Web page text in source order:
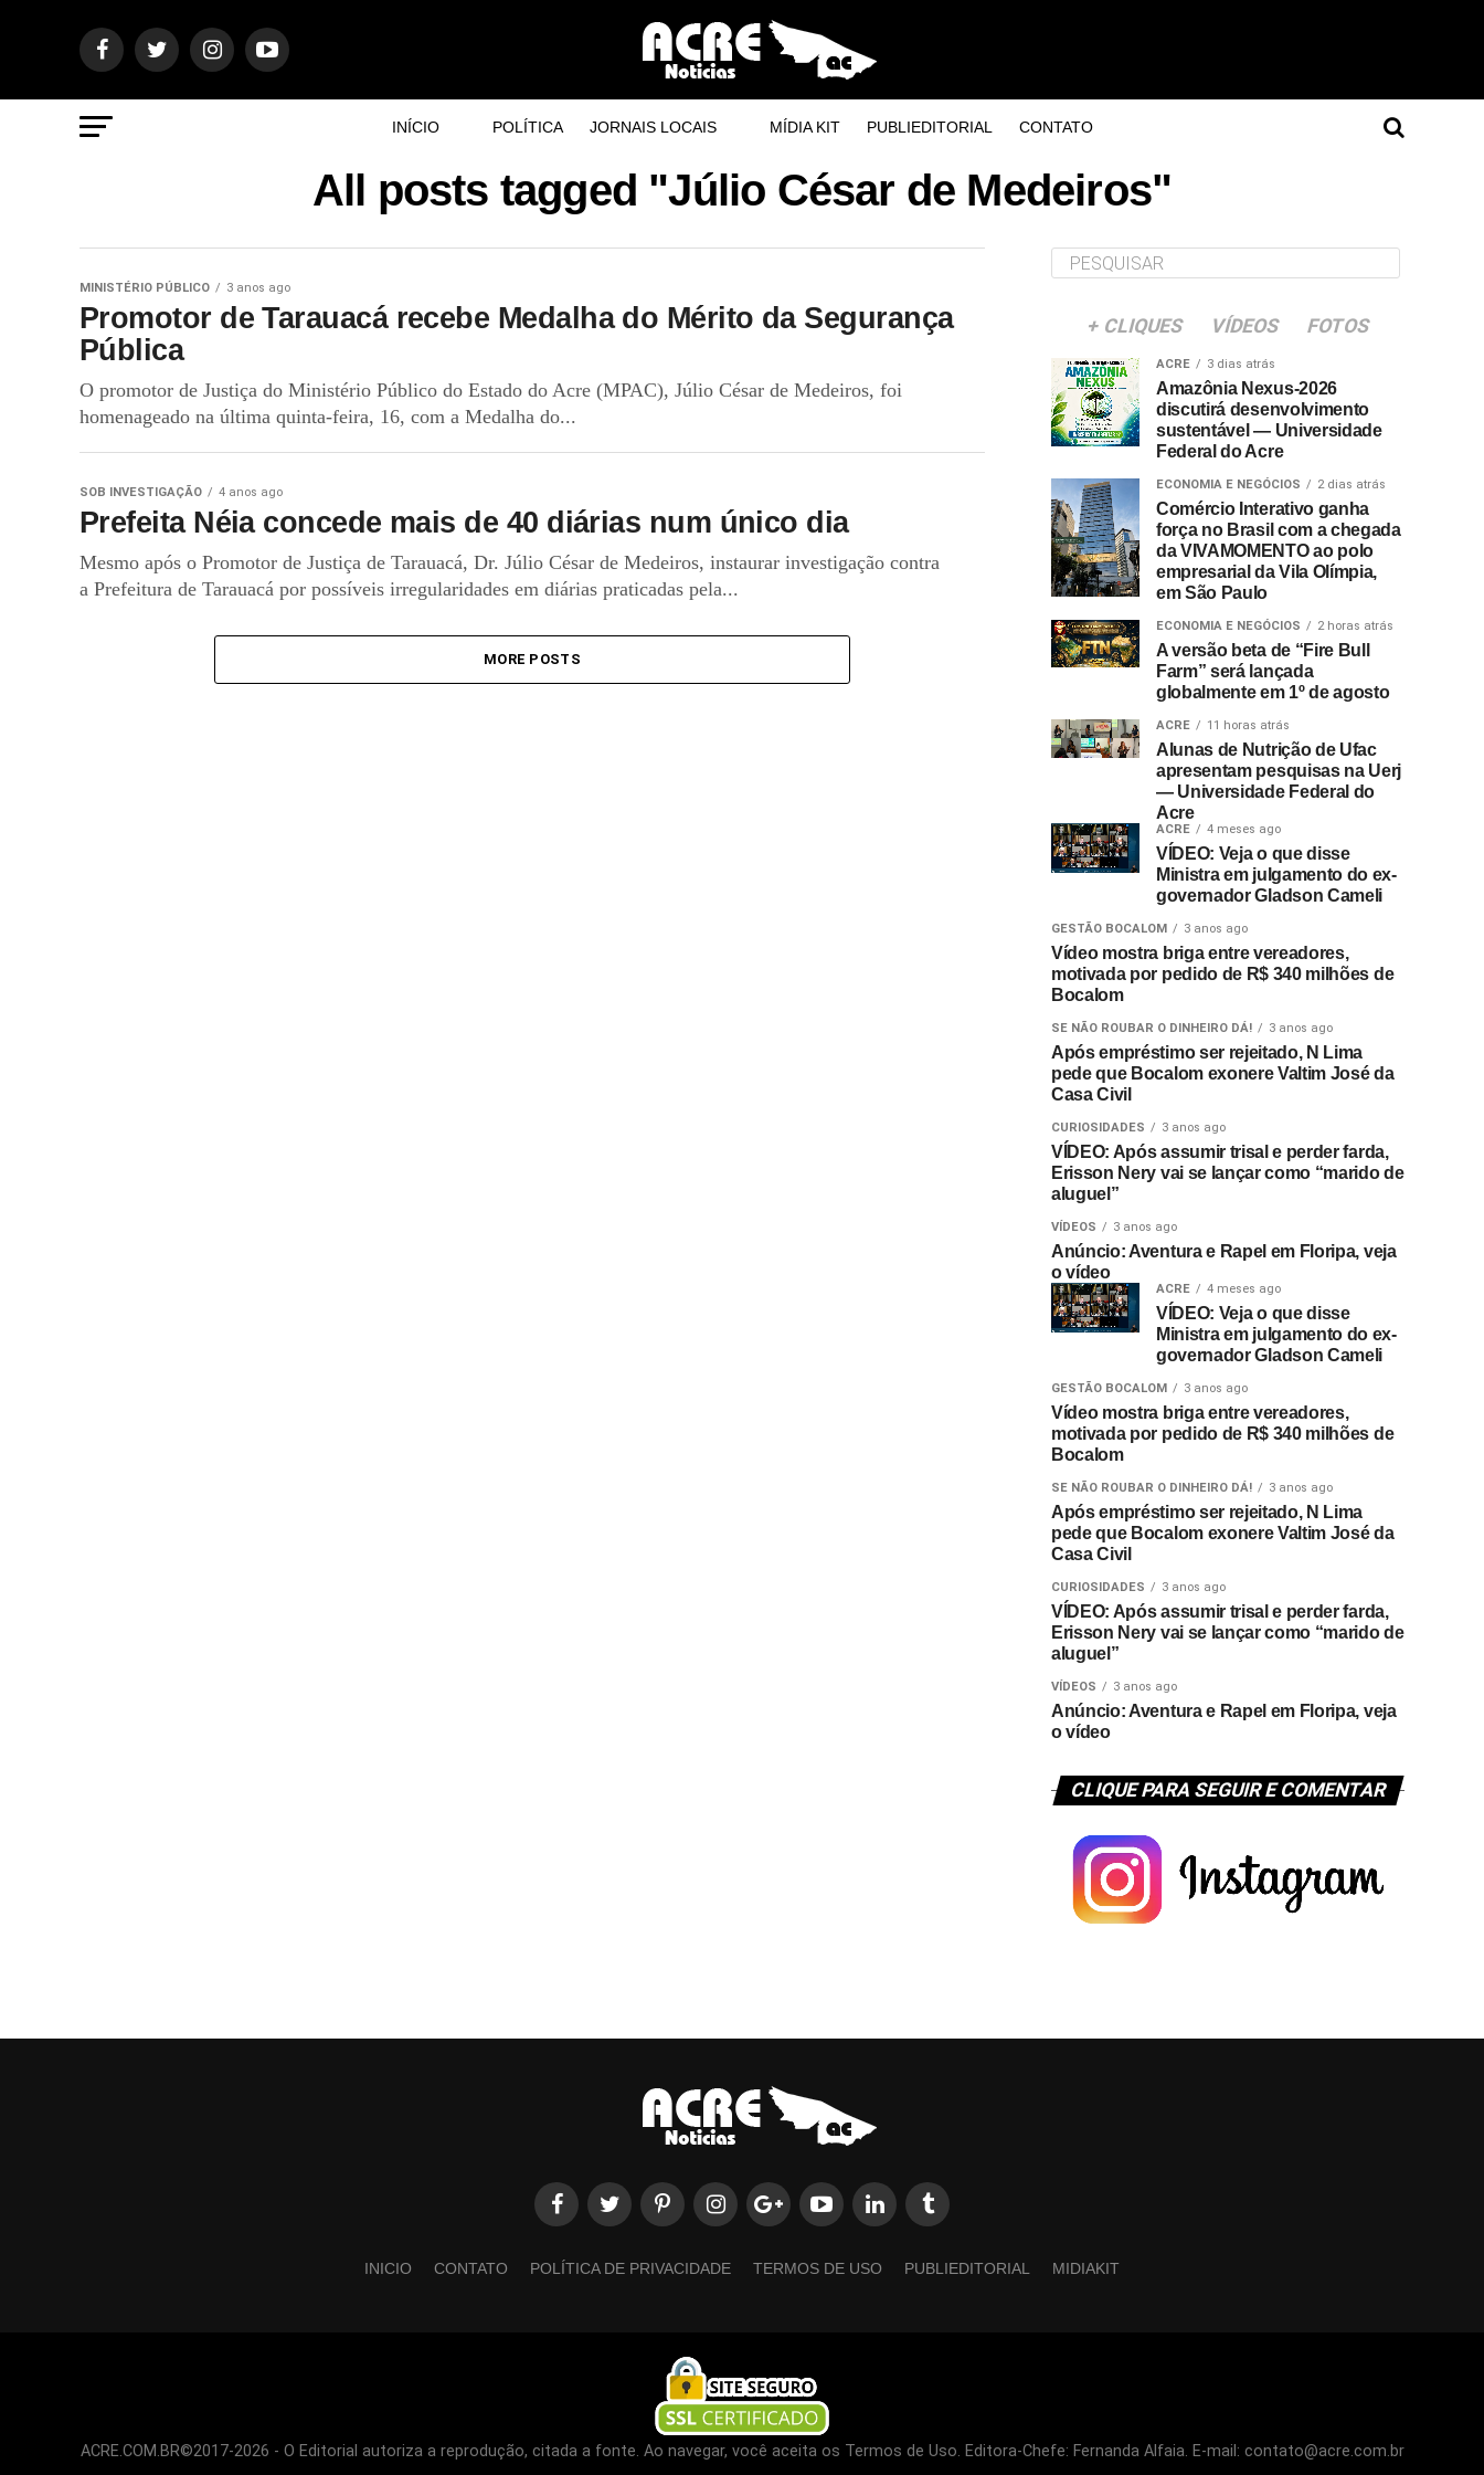
INÍCIO POLÍTICA JORNAIS LOCAIS MÍDIA KIT PUBLIEDITORIAL CONTATO
All posts tagged "Júlio César de Medeiros"
MINISTÉRIO PÚBLICO 3 anos ago
Promotor de Tarauacá recebe Medalha do Mérito da Segurança
Pública
O promotor de Justiça do Ministério Público do Estado do Acre (MPAC), Júlio César de Medeiros, foi
homenageado na última quinta-feira, 16, com a Medalha do...
SOB INVESTIGAÇÃO 4 anos ago
Prefeita Néia concede mais de 40 diárias num único dia
Mesmo após o Promotor de Justiça de Tarauacá, Dr. Júlio César de Medeiros, instaurar investigação contra
a Prefeitura de Tarauacá por possíveis irregularidades em diárias praticadas pela...
MORE POSTS
+ CLIQUES VÍDEOS FOTOS
ACRE 3 dias atrás
Amazônia Nexus-2026
discutirá desenvolvimento
sustentável — Universidade
Federal do Acre
ECONOMIA E NEGÓCIOS 2 dias atrás
Comércio Interativo ganha
força no Brasil com a chegada
da VIVAMOMENTO ao polo
empresarial da Vila Olímpia,
em São Paulo
ECONOMIA E NEGÓCIOS 2 horas atrás
A versão beta de “Fire Bull
Farm” será lançada
globalmente em 1º de agosto
ACRE 11 horas atrás
Alunas de Nutrição de Ufac
apresentam pesquisas na Uerj
— Universidade Federal do
Acre
ACRE 4 meses ago
VÍDEO: Veja o que disse
Ministra em julgamento do ex-
governador Gladson Cameli
GESTÃO BOCALOM 3 anos ago
Vídeo mostra briga entre vereadores,
motivada por pedido de R$ 340 milhões de
Bocalom
SE NÃO ROUBAR O DINHEIRO DÁ! 3 anos ago
Após empréstimo ser rejeitado, N Lima
pede que Bocalom exonere Valtim José da
Casa Civil
CURIOSIDADES 3 anos ago
VÍDEO: Após assumir trisal e perder farda,
Erisson Nery vai se lançar como “marido de
aluguel”
VÍDEOS 3 anos ago
Anúncio: Aventura e Rapel em Floripa, veja
o vídeo
ACRE 4 meses ago
VÍDEO: Veja o que disse
Ministra em julgamento do ex-
governador Gladson Cameli
GESTÃO BOCALOM 3 anos ago
Vídeo mostra briga entre vereadores,
motivada por pedido de R$ 340 milhões de
Bocalom
SE NÃO ROUBAR O DINHEIRO DÁ! 3 anos ago
Após empréstimo ser rejeitado, N Lima
pede que Bocalom exonere Valtim José da
Casa Civil
CURIOSIDADES 3 anos ago
VÍDEO: Após assumir trisal e perder farda,
Erisson Nery vai se lançar como “marido de
aluguel”
VÍDEOS 3 anos ago
Anúncio: Aventura e Rapel em Floripa, veja
o vídeo
CLIQUE PARA SEGUIR E COMENTAR
INICIO CONTATO POLÍTICA DE PRIVACIDADE TERMOS DE USO PUBLIEDITORIAL MIDIAKIT
ACRE.COM.BR©2017-2026 - O Editorial autoriza a reprodução, citada a fonte. Ao navegar, você aceita os Termos de Uso. Editora-Chefe: Fernanda Alfaia. E-mail: contato@acre.com.br